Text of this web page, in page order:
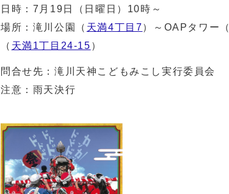
日時：7月19日（日曜日）10時～
場所：滝川公園（ 天満4丁目7 ）～OAPタワー（
（ 天満1丁目24-15 ）
問合せ先：滝川天神こどもみこし実行委員会
注意：雨天決行